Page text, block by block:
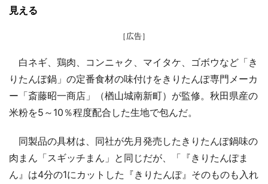
見える
［広告］
白ネギ、鶏肉、コンニャク、マイタケ、ゴボウなど「き
りたんぽ鍋」の定番食材の味付けをきりたんぽ専門メーカ
ー「斎藤昭一商店」（楢山城南新町）が監修。秋田県産の
米粉を5～10％程度配合した生地で包んだ。
同製品の具材は、同社が先月発売したきりたんぽ鍋味の
肉まん「スギッチまん」と同じだが、「『きりたんぽま
ん』は4分の1にカットした『きりたんぽ』そのものも入れ